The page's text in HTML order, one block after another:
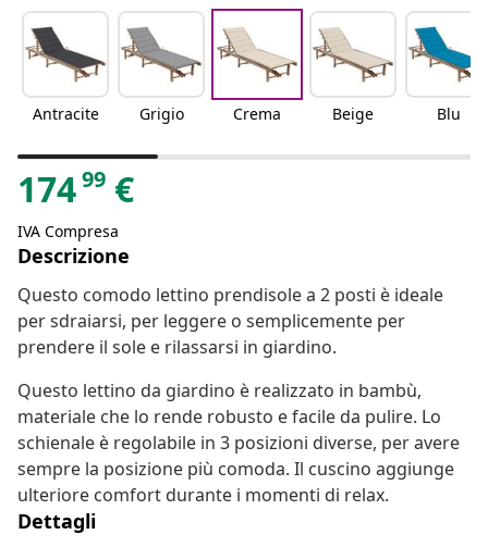
Antracite Grigio Crema Beige Blu
17499 €
IVA Compresa
Descrizione
Questo comodo lettino prendisole a 2 posti è ideale
per sdraiarsi, per leggere o semplicemente per
prendere il sole e rilassarsi in giardino.
Questo lettino da giardino è realizzato in bambù,
materiale che lo rende robusto e facile da pulire. Lo
schienale è regolabile in 3 posizioni diverse, per avere
sempre la posizione più comoda. Il cuscino aggiunge
ulteriore comfort durante i momenti di relax.
Dettagli